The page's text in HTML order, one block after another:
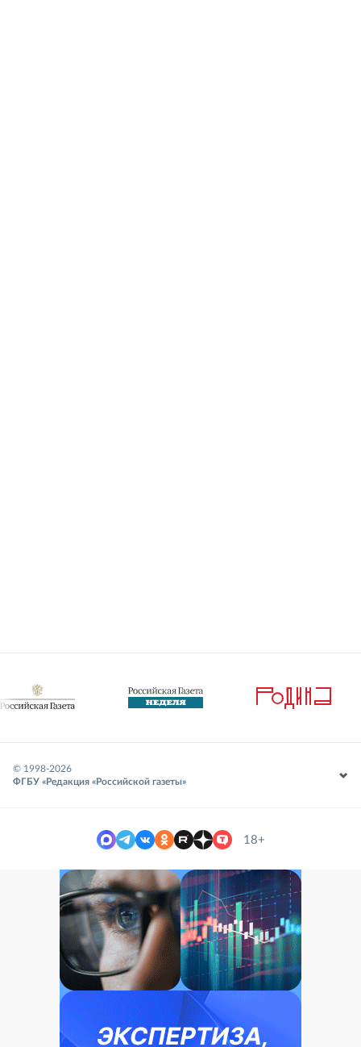
© 1998-2026
ФГБУ «Редакция «Российской газеты»
18+